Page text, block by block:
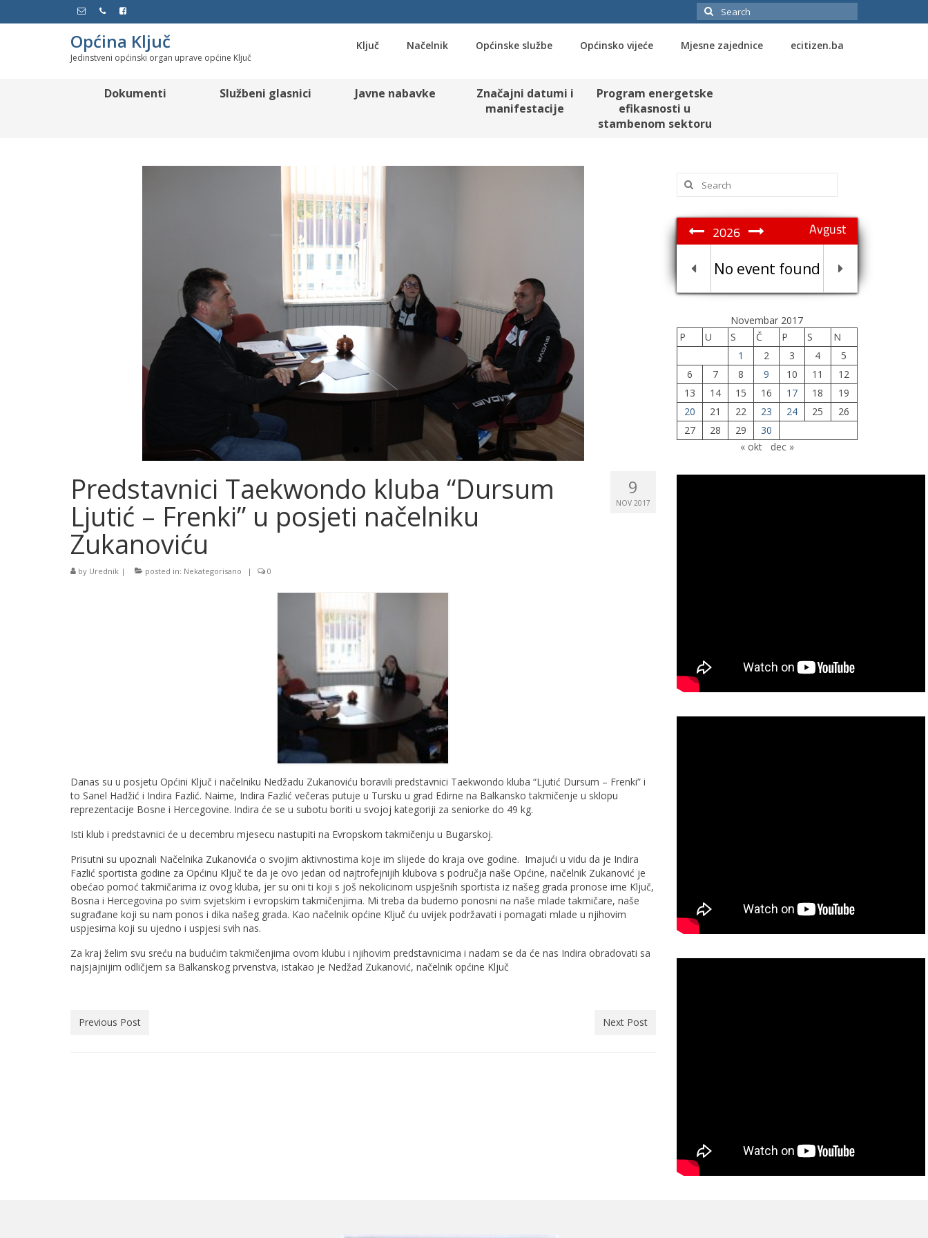
Search
for:
Općina Ključ
Jedinstveni općinski organ uprave općine Ključ
Ključ Načelnik Općinske službe Općinsko vijeće Mjesne zajednice ecitizen.ba
Dokumenti Službeni glasnici Javne nabavke
Značajni datumi i
manifestacije
Program energetske
efikasnosti u
stambenom sektoru
9
NOV 2017
Predstavnici Taekwondo kluba “Dursum
Ljutić – Frenki” u posjeti načelniku
Zukanoviću
by Urednik | posted in: Nekategorisano | 0
Danas su u posjetu Općini Ključ i načelniku Nedžadu Zukanoviću boravili predstavnici Taekwondo kluba “Ljutić Dursum – Frenki” i
to Sanel Hadžić i Indira Fazlić. Naime, Indira Fazlić večeras putuje u Tursku u grad Edirne na Balkansko takmičenje u sklopu
reprezentacije Bosne i Hercegovine. Indira će se u subotu boriti u svojoj kategoriji za seniorke do 49 kg.
Isti klub i predstavnici će u decembru mjesecu nastupiti na Evropskom takmičenju u Bugarskoj.
Prisutni su upoznali Načelnika Zukanovića o svojim aktivnostima koje im slijede do kraja ove godine. Imajući u vidu da je Indira
Fazlić sportista godine za Općinu Ključ te da je ovo jedan od najtrofejnijih klubova s područja naše Općine, načelnik Zukanović je
obećao pomoć takmičarima iz ovog kluba, jer su oni ti koji s još nekolicinom uspješnih sportista iz našeg grada pronose ime Ključ,
Bosna i Hercegovina po svim svjetskim i evropskim takmičenjima. Mi treba da budemo ponosni na naše mlade takmičare, naše
sugrađane koji su nam ponos i dika našeg grada. Kao načelnik općine Ključ ću uvijek podržavati i pomagati mlade u njihovim
uspjesima koji su ujedno i uspjesi svih nas.
Za kraj želim svu sreću na budućim takmičenjima ovom klubu i njihovim predstavnicima i nadam se da će nas Indira obradovati sa
najsjajnijim odličjem sa Balkanskog prvenstva, istakao je Nedžad Zukanović, načelnik općine Ključ
Previous Post Next Post
Search
for:
Avgust
2026
No event found
Novembar 2017
P
U S Č P S
N
1
2 3 4
5
6
7 8 9 10 11
12
13
14 15 16 17 18
19
20
21 22 23 24 25
26
27
28 29
30
« okt
dec »